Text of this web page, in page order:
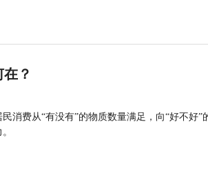
？
消费从“有没有”的物质数量满足，向“好不好”